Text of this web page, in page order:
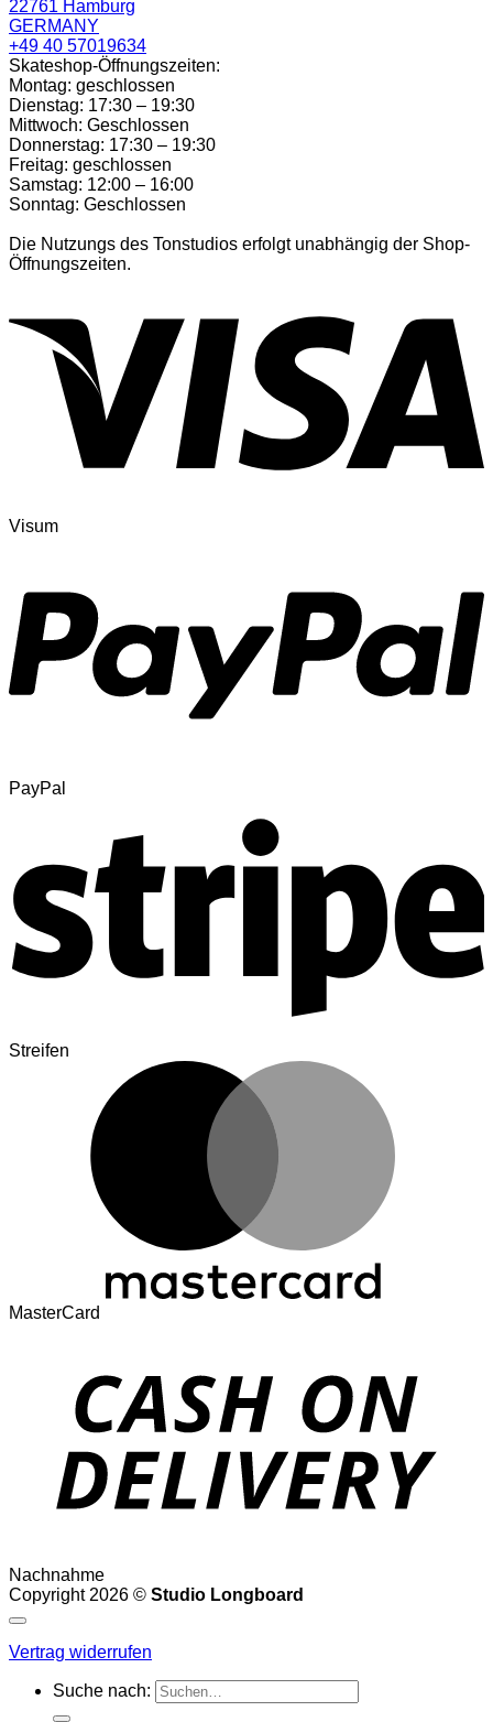
22761 Hamburg
GERMANY
+49 40 57019634
Skateshop-Öffnungszeiten:
Montag: geschlossen
Dienstag: 17:30 – 19:30
Mittwoch: Geschlossen
Donnerstag: 17:30 – 19:30
Freitag: geschlossen
Samstag: 12:00 – 16:00
Sonntag: Geschlossen
Die Nutzungs des Tonstudios erfolgt unabhängig der Shop-
Öffnungszeiten.
Visum
PayPal
Streifen
MasterCard
Nachnahme
Copyright 2026 © Studio Longboard
Vertrag widerrufen
Suche nach: